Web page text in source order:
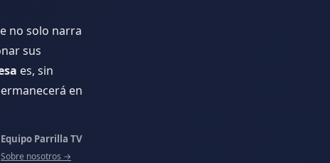
no solo narra
sus
es, sin
en
Equipo Parrilla TV
Sobre nosotros →